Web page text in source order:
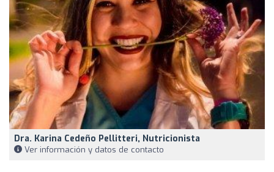
Dra. Karina Cedeño Pellitteri, Nutricionista
Ver información y datos de contacto